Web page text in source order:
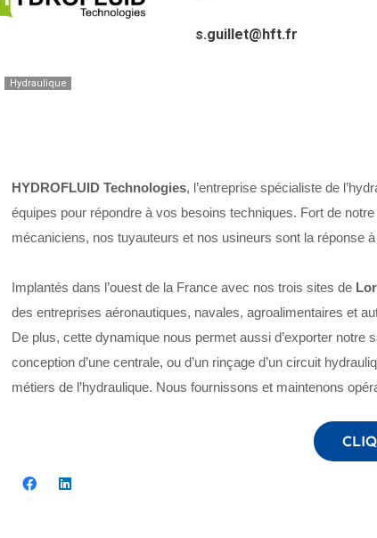
s.guillet@hft.fr
Hydraulique
HYDROFLUID Technologies, l’entreprise spécialiste de
équipes pour répondre à vos besoins techniques. Fort de
mécaniciens, nos tuyauteurs et nos usineurs sont la réponse
Implantés dans l’ouest de la France avec nos trois sites de
des entreprises aéronautiques, navales, agroalimentaires et
De plus, cette dynamique nous permet aussi d’exporter notre
conception d’une centrale, ou d’un rinçage d’un circuit
métiers de l’hydraulique. Nous fournissons et maintenons